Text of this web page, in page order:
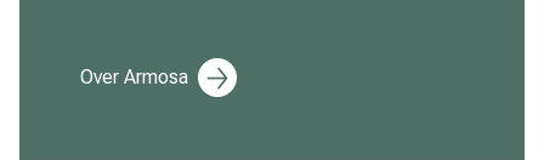
Over Armosa